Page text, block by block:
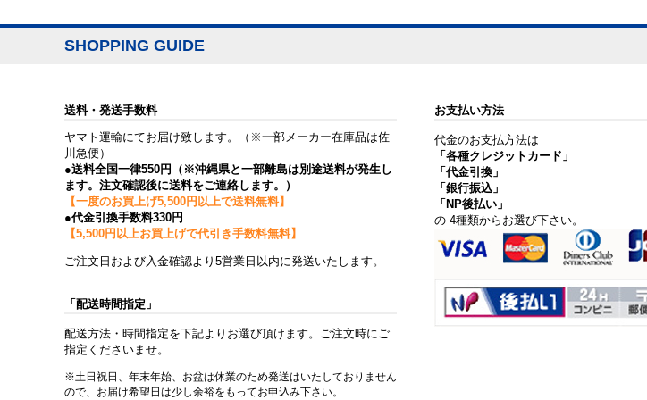
SHOPPING GUIDE
送料・発送手数料
ヤマト運輸にてお届け致します。（※一部メーカー在庫品は佐
川急便）
●送料全国一律550円（※沖縄県と一部離島は別途送料が発生し
ます。注文確認後に送料をご連絡します。）
【一度のお買上げ5,500円以上で送料無料】
●代金引換手数料330円
【5,500円以上お買上げで代引き手数料無料】
ご注文日および入金確認より5営業日以内に発送いたします。
「配送時間指定」
配送方法・時間指定を下記よりお選び頂けます。ご注文時にご
指定くださいませ。
※土日祝日、年末年始、お盆は休業のため発送はいたしておりません
ので、お届け希望日は少し余裕をもってお申込み下さい。
お支払い方法
代金のお支払方法は
「各種クレジットカード」
「代金引換」
「銀行振込」
「NP後払い」
の 4種類からお選び下さい。